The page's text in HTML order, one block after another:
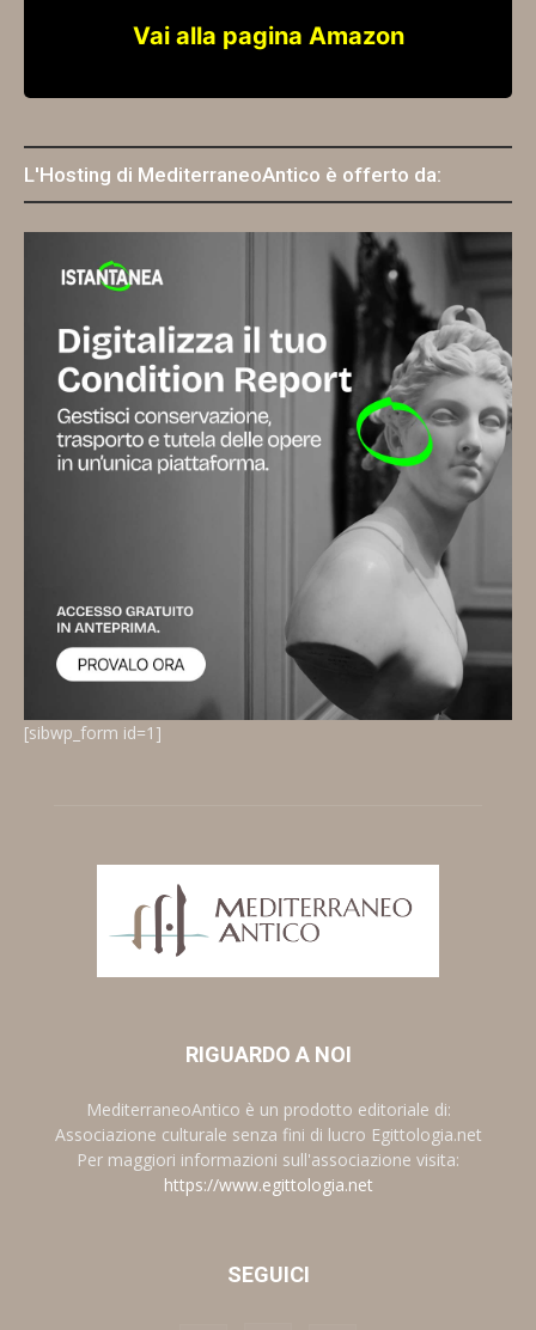
Vai alla pagina Amazon
L'Hosting di MediterraneoAntico è offerto da:
[sibwp_form id=1]
RIGUARDO A NOI
MediterraneoAntico è un prodotto editoriale di:
Associazione culturale senza fini di lucro Egittologia.net
Per maggiori informazioni sull'associazione visita:
https://www.egittologia.net
SEGUICI